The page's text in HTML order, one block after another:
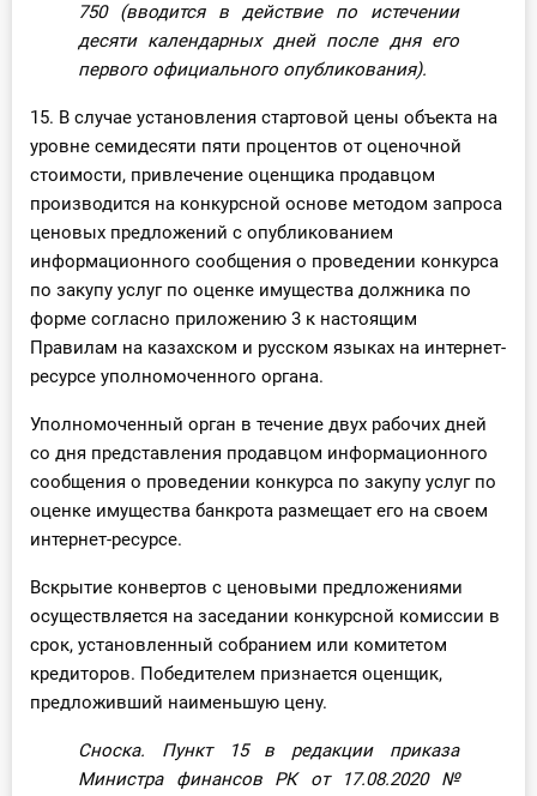
750(вводится в действие по истечении
десяти календарных дней после дня его
первого официального опубликования).
15. В случае установления стартовой цены объекта на
уровне семидесяти пяти процентов от оценочной
стоимости, привлечение оценщика продавцом
производится на конкурсной основе методом запроса
ценовых предложений с опубликованием
информационного сообщения о проведении конкурса
по закупу услуг по оценке имущества должника по
форме согласно приложению 3 к настоящим
Правилам на казахском и русском языках на интернет-
ресурсе уполномоченного органа.
Уполномоченный орган в течение двух рабочих дней
со дня представления продавцом информационного
сообщения о проведении конкурса по закупу услуг по
оценке имущества банкрота размещает его на своем
интернет-ресурсе.
Вскрытие конвертов с ценовыми предложениями
осуществляется на заседании конкурсной комиссии в
срок, установленный собранием или комитетом
кредиторов. Победителем признается оценщик,
предложивший наименьшую цену.
Сноска. Пункт 15 в редакции приказа
Министра финансов РК от 17.08.2020 №